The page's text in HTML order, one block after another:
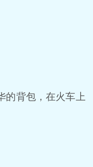
的背包，在火车上